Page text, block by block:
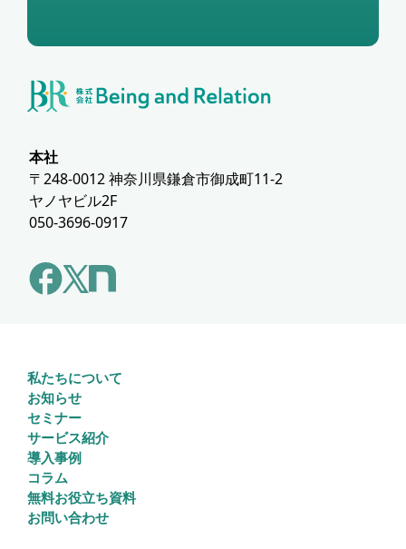
本社
〒248-0012 神奈川県鎌倉市御成町11-2
ヤノヤビル2F
050-3696-0917
私たちについて
お知らせ
セミナー
サービス紹介
導入事例
コラム
無料お役立ち資料
お問い合わせ